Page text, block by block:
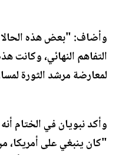
وأضاف: "بعض هذه
التفاهم النهائي، وكانت
لمعارضة مرشد الثورة
وأكد نبويان في الختام
"كان ينبغي على